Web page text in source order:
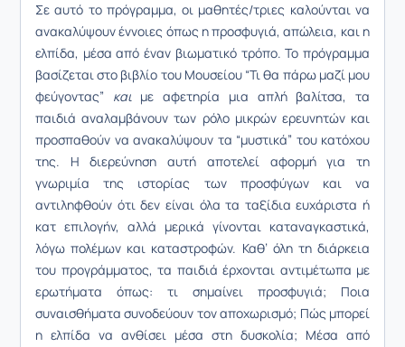
Σε αυτό το πρόγραμμα, οι μαθητές/τριες καλούνται να
ανακαλύψουν έννοιες όπως η προσφυγιά, απώλεια, και η
ελπίδα, μέσα από έναν βιωματικό τρόπο. Το πρόγραμμα
βασίζεται στο βιβλίο του Μουσείου “Τι θα πάρω μαζί μου
φεύγοντας” και με αφετηρία μια απλή βαλίτσα, τα
παιδιά αναλαμβάνουν των ρόλο μικρών ερευνητών και
προσπαθούν να ανακαλύψουν τα “μυστικά” του κατόχου
της. Η διερεύνηση αυτή αποτελεί αφορμή για τη
γνωριμία της ιστορίας των προσφύγων και να
αντιληφθούν ότι δεν είναι όλα τα ταξίδια ευχάριστα ή
κατ επιλογήν, αλλά μερικά γίνονται καταναγκαστικά,
λόγω πολέμων και καταστροφών. Καθ’ όλη τη διάρκεια
του προγράμματος, τα παιδιά έρχονται αντιμέτωπα με
ερωτήματα όπως: τι σημαίνει προσφυγιά; Ποια
συναισθήματα συνοδεύουν τον αποχωρισμό; Πώς μπορεί
η ελπίδα να ανθίσει μέσα στη δυσκολία; Μέσα από